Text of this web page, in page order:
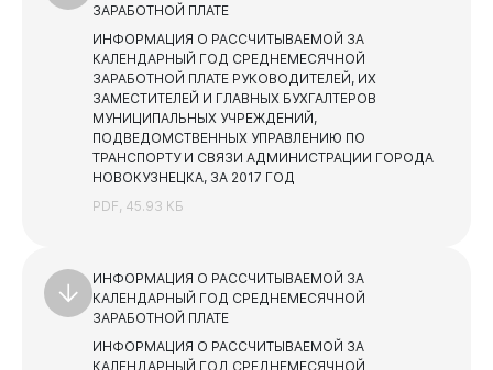
ЗАРАБОТНОЙ ПЛАТЕ
ИНФОРМАЦИЯ О РАССЧИТЫВАЕМОЙ ЗА
КАЛЕНДАРНЫЙ ГОД СРЕДНЕМЕСЯЧНОЙ
ЗАРАБОТНОЙ ПЛАТЕ РУКОВОДИТЕЛЕЙ, ИХ
ЗАМЕСТИТЕЛЕЙ И ГЛАВНЫХ БУХГАЛТЕРОВ
МУНИЦИПАЛЬНЫХ УЧРЕЖДЕНИЙ,
ПОДВЕДОМСТВЕННЫХ УПРАВЛЕНИЮ ПО
ТРАНСПОРТУ И СВЯЗИ АДМИНИСТРАЦИИ ГОРОДА
НОВОКУЗНЕЦКА, ЗА 2017 ГОД
PDF, 45.93 КБ
ИНФОРМАЦИЯ О РАССЧИТЫВАЕМОЙ ЗА
КАЛЕНДАРНЫЙ ГОД СРЕДНЕМЕСЯЧНОЙ
ЗАРАБОТНОЙ ПЛАТЕ
ИНФОРМАЦИЯ О РАССЧИТЫВАЕМОЙ ЗА
КАЛЕНДАРНЫЙ ГОД СРЕДНЕМЕСЯЧНОЙ